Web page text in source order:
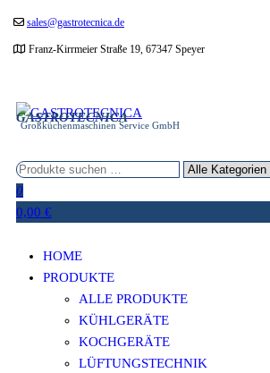
Zumsales@gastrotecnica.de
Franz-Kirrmeier Straße 19, 67347 Speyer
GASTROTECNICA
Großküchenmaschinen Service GmbH
0
0,00 €
HOME
PRODUKTE
ALLE PRODUKTE
KÜHLGERÄTE
KOCHGERÄTE
LÜFTUNGSTECHNIK